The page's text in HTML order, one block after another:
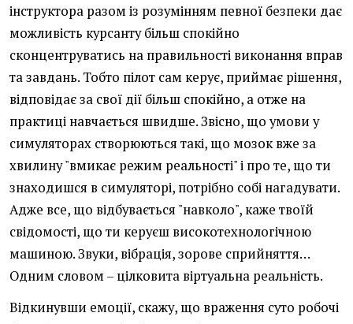
інструктора разом із розумінням певної безпеки дає
можливість курсанту більш спокійно
сконцентруватись на правильності виконання вправ
та завдань. Тобто пілот сам керує, приймає рішення,
відповідає за свої дії більш спокійно, а отже на
практиці навчається швидше. Звісно, що умови у
симуляторах створюються такі, що мозок вже за
хвилину "вмикає режим реальності" і про те, що ти
знаходишся в симуляторі, потрібно собі нагадувати.
Адже все, що відбувається "навколо", каже твоїй
свідомості, що ти керуєш високотехнологічною
машиною. Звуки, вібрація, зорове сприйняття…
Одним словом – цілковита віртуальна реальність.
Відкинувши емоції, скажу, що враження суто робочі